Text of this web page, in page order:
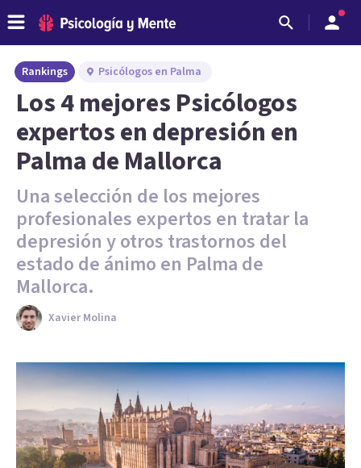
Rankings Psicólogos en Palma
Los 4 mejores Psicólogos
expertos en depresión en
Palma de Mallorca
Una selección de los mejores
profesionales expertos en tratar la
depresión y otros trastornos del
estado de ánimo en Palma de
Mallorca.
Xavier Molina